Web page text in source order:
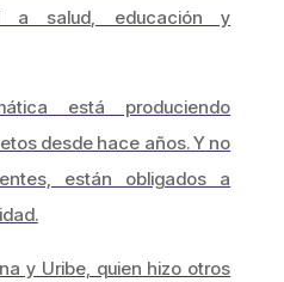
a salud, educación y
está produciendo
desde hace años. Y no
están obligados a
y Uribe, quien hizo otros